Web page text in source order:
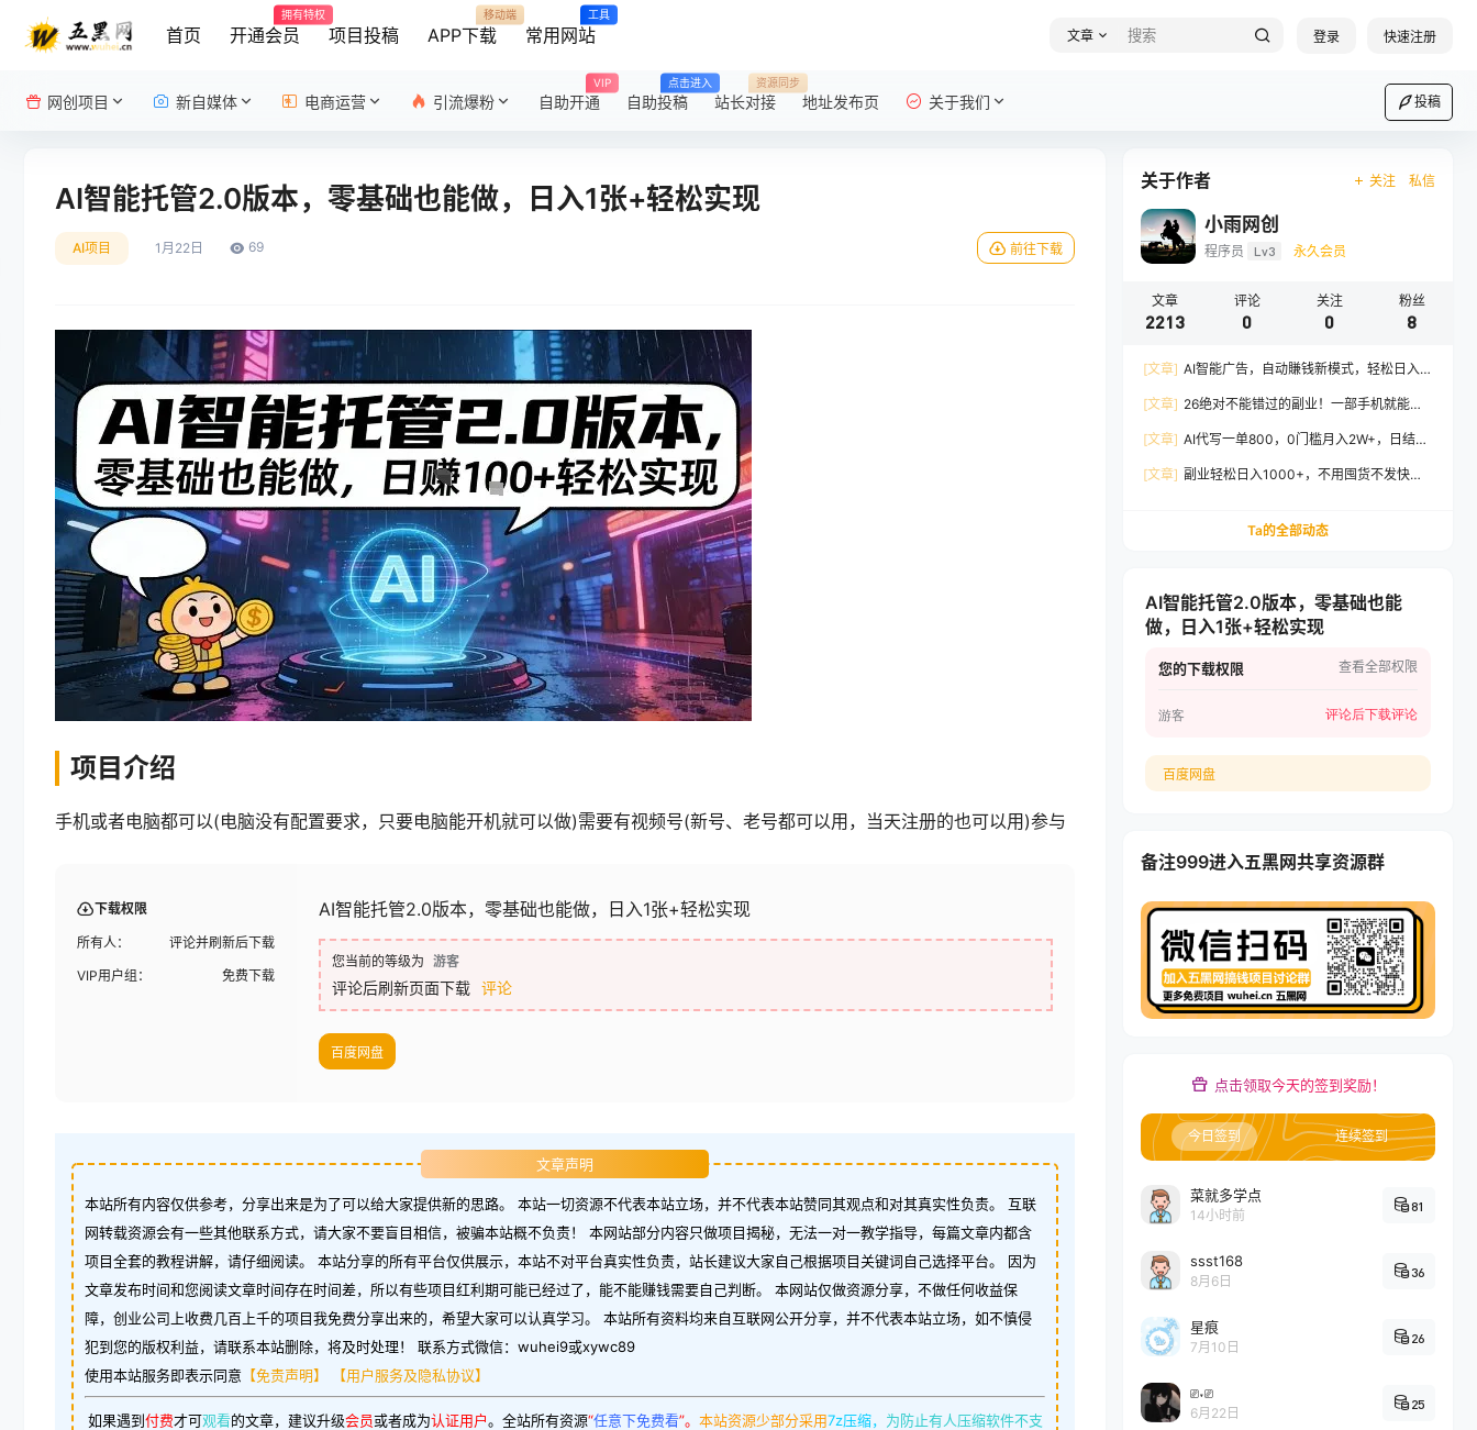
首页 开通会员
拥有特权
项目投稿 APP下载
移动端
常用网站
工具
文章 登录 快速注册
网创项目 新自媒体 电商运营 引流爆粉 自助开通
VIP
自助投稿
点击进入
站长对接
资源同步
地址发布页 关于我们 投稿
AI智能托管2.0版本，零基础也能做，日入1张+轻松实现
AI项目 1月22日 69 前往下载
项目介绍
手机或者电脑都可以(电脑没有配置要求，只要电脑能开机就可以做)需要有视频号(新号、老号都可以用，当天注册的也可以用)参与
下载权限
所有人：
评论并刷新后下载
VIP用户组：
免费下载
AI智能托管2.0版本，零基础也能做，日入1张+轻松实现
您当前的等级为 游客
评论后刷新页面下载 评论
百度网盘
文章声明
本站所有内容仅供参考，分享出来是为了可以给大家提供新的思路。 本站一切资源不代表本站立场，并不代表本站赞同其观点和对其真实性负责。 互联
网转载资源会有一些其他联系方式，请大家不要盲目相信，被骗本站概不负责！ 本网站部分内容只做项目揭秘，无法一对一教学指导，每篇文章内都含
项目全套的教程讲解，请仔细阅读。 本站分享的所有平台仅供展示，本站不对平台真实性负责，站长建议大家自己根据项目关键词自己选择平台。 因为
文章发布时间和您阅读文章时间存在时间差，所以有些项目红利期可能已经过了，能不能赚钱需要自己判断。 本网站仅做资源分享，不做任何收益保
障，创业公司上收费几百上千的项目我免费分享出来的，希望大家可以认真学习。 本站所有资料均来自互联网公开分享，并不代表本站立场，如不慎侵
犯到您的版权利益，请联系本站删除，将及时处理！ 联系方式微信：wuhei9或xywc89
使用本站服务即表示同意 【免责声明】 【用户服务及隐私协议】
如果遇到付费才可观看的文章，建议升级会员或者成为认证用户。 全站所有资源“任意下免费看”。 本站资源少部分采用7z压缩， 为防止有人压缩软件不支
关于作者 关注 私信
小雨网创
程序员 Lv3 永久会员
文章
2213
评论
0
关注
0
粉丝
8
[文章] AI智能广告，自动賺钱新模式，轻松日入
[文章] 26绝对不能错过的副业！一部手机就能操
[文章] AI代写一单800，0门槛月入2W+，日结不
[文章] 副业轻松日入1000+，不用囤货不发快
Ta的全部动态
AI智能托管2.0版本，零基础也能
做，日入1张+轻松实现
您的下载权限 查看全部权限
游客 评论后下载评论
百度网盘
备注999进入五黑网共享资源群
点击领取今天的签到奖励！
今日签到 连续签到
菜就多学点
14小时前
81
ssst168
8月6日
36
星痕
7月10日
26
⎚˕⎚
6月22日
25